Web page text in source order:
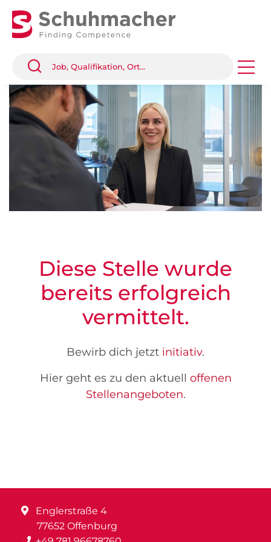
Diese Stelle wurde
bereits erfolgreich
vermittelt.
Bewirb dich jetzt initiativ.
Hier geht es zu den aktuell offenen
Stellenangeboten.
Englerstraße 4
77652 Offenburg